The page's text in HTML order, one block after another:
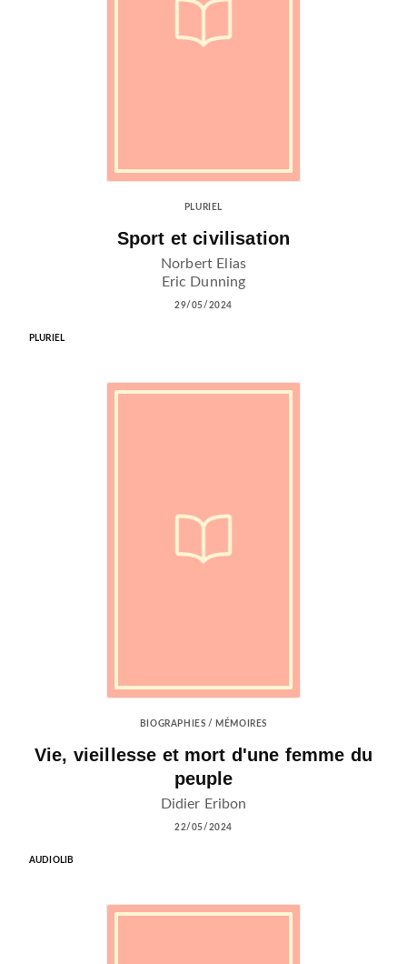
PLURIEL
Sport et civilisation
Norbert Elias
Eric Dunning
29/05/2024
PLURIEL
BIOGRAPHIES / MÉMOIRES
Vie, vieillesse et mort d'une femme du
peuple
Didier Eribon
22/05/2024
AUDIOLIB